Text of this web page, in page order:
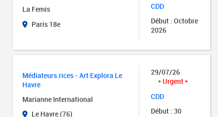
La Femis
Paris 18e
CDD
Début : Octobre
2026
Médiateurs.rices - Art Explora Le
Havre
Marianne International
Le Havre (76)
29/07/26
Urgent
CDD
Début : 30